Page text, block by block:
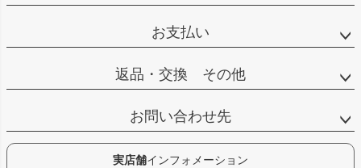
お支払い
返品・交換 その他
お問い合わせ先
実店舗インフォメーション